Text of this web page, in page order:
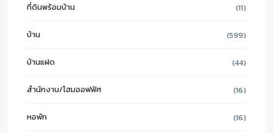
ที่ดินพร้อมบ้าน (11)
บ้าน (599)
บ้านแฝด (44)
สำนักงาน/โฮมออฟฟิศ (16)
หอพัก (16)